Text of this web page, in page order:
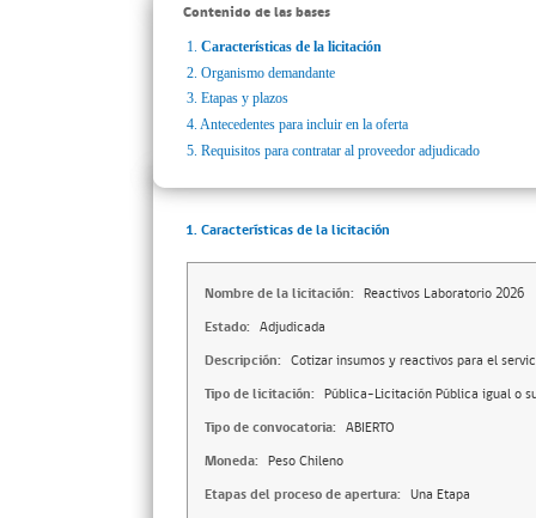
Contenido de las bases
1. Características de la licitación
2. Organismo demandante
3. Etapas y plazos
4. Antecedentes para incluir en la oferta
5. Requisitos para contratar al proveedor adjudicado
1. Características de la licitación
Nombre de la licitación: Reactivos Laboratorio 2026
Estado: Adjudicada
Descripción: Cotizar insumos y reactivos para el
Tipo de licitación: Pública-Licitación Pública igual o
Tipo de convocatoria: ABIERTO
Moneda: Peso Chileno
Etapas del proceso de apertura: Una Etapa